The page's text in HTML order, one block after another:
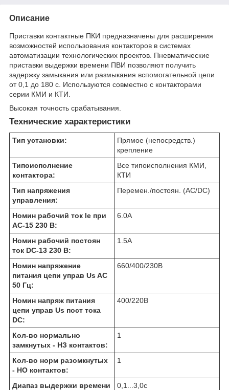
Описание
Приставки контактные ПКИ предназначены для расширения
возможностей использования контакторов в системах
автоматизации технологических проектов. Пневматические
приставки выдержки времени ПВИ позволяют получить
задержку замыкания или размыкания вспомогательной цепи
от 0,1 до 180 с. Используются совместно с контакторами
серии КМИ и КТИ.
Высокая точность срабатывания.
Технические характеристики
Тип установки:
Прямое (непосредств.)
крепление
Типоисполнение
контактора:
Все типоисполнения КМИ,
КТИ
Тип напряжения
управления:
Перемен./постоян. (AC/DC)
Номин рабочий ток Ie при
AC-15 230 В:
6.0А
Номин рабочий постоян
ток DC-13 230 В:
1.5А
Номин напряжение
питания цепи управ Us AC
50 Гц:
660/400/230В
Номин напряж питания
цепи управ Us пост тока
DC:
400/220В
Кол-во нормально
замкнутых - НЗ контактов:
1
Кол-во норм разомкнутых
- НО контактов:
1
Диапаз выдержки времени
0,1...3,0с